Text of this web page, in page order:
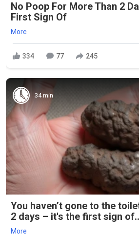
No Poop For More Than 2
First Sign Of
More
334 77 245
34 min
You haven’t gone to the
2 days – it's the first sign
More